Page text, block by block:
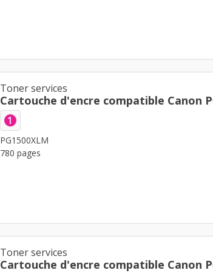
Toner services
Cartouche d'encre compatible Canon
1
PG1500XLM
780 pages
Toner services
Cartouche d'encre compatible Canon